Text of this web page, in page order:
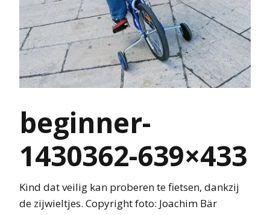
beginner-
1430362-639×433
Kind dat veilig kan proberen te fietsen, dankzij
de zijwieltjes. Copyright foto: Joachim Bär